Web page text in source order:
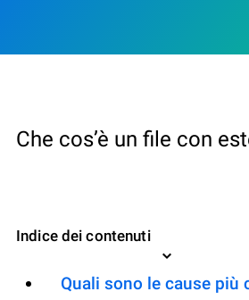
Che cos’è un file con
Indice dei contenuti
Quali sono le cause più